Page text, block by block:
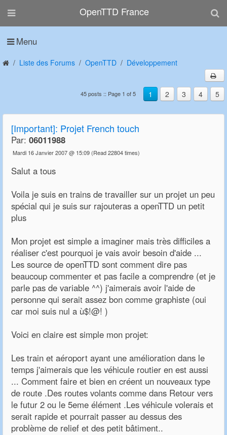
OpenTTD France
Menu
Liste des Forums OpenTTD Développement
1 2 3 4 5
45 posts :: Page 1 of 5
[Important]: Projet French touch
Par: 06011988
Mardi 16 Janvier 2007 @ 15:09 (Read 22804 times)
Salut a tous
Voila je suis en trains de travailler sur un projet un peu
spécial qui je suis sur rajouteras a openTTD un petit
plus
Mon projet est simple a imaginer mais très difficiles a
réaliser c'est pourquoi je vais avoir besoin d'aide ...
Les source de openTTD sont comment dire pas
beaucoup commenter et pas facile a comprendre (et je
parle pas de variable ^^) j'aimerais avoir l'aide de
personne qui serait assez bon comme graphiste (oui
car moi suis nul a ù$!@! )
Voici en claire est simple mon projet:
Les train et aéroport ayant une amélioration dans le
temps j'aimerais que les véhicule routier en est aussi
... Comment faire et bien en créent un nouveaux type
de route .Des routes volants comme dans Retour vers
le futur 2 ou le 5eme élément .Les véhicule volerais et
serait rapide et pourrait passer au dessus des
problème de relief et des petit bâtiment..